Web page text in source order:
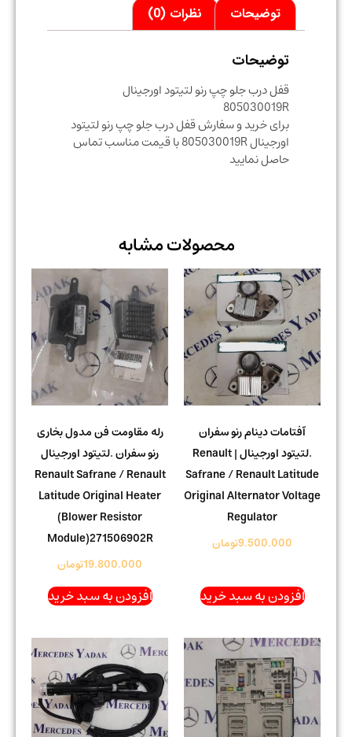
توضیحات نظرات (0)
توضیحات
قفل درب جلو چپ رنو لتیتود اورجینال
805030019R
برای خرید و سفارش قفل درب جلو چپ رنو لتیتود
اورجینال 805030019R با قیمت مناسب تماس
حاصل نمایید
محصولات مشابه
آفتامات دینام رنو سفران
.لتیتود اورجینال | Renault
Safrane / Renault Latitude
Original Alternator Voltage
Regulator
9.500.000تومان
افزودن به سبد خرید
رله مقاومت فن مدول بخاری
رنو سفران .لتیتود اورجینال
Renault Safrane / Renault
Latitude Original Heater
(Blower Resistor
Module)271506902R
19.800.000تومان
افزودن به سبد خرید